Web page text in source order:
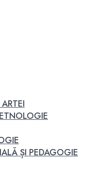
ȘI PEDAGOGIE